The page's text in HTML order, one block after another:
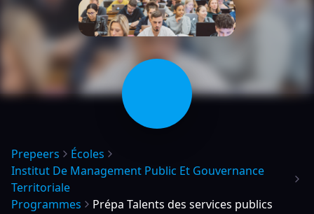
Prepeers
Écoles
Institut De Management Public Et Gouvernance
Territoriale
Programmes
Prépa Talents des services publics